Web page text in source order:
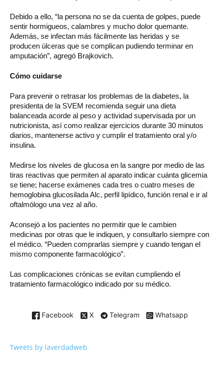
Debido a ello, “la persona no se da cuenta de golpes, puede
sentir hormigueos, calambres y mucho dolor quemante.
Además, se infectan más fácilmente las heridas y se
producen úlceras que se complican pudiendo terminar en
amputación”, agregó Brajkovich.
Cómo cuidarse
Para prevenir o retrasar los problemas de la diabetes, la
presidenta de la SVEM recomienda seguir una dieta
balanceada acorde al peso y actividad supervisada por un
nutricionista, así como realizar ejercicios durante 30 minutos
diarios, mantenerse activo y cumplir el tratamiento oral y/o
insulina.
Medirse los niveles de glucosa en la sangre por medio de las
tiras reactivas que permiten al aparato indicar cuánta glicemia
se tiene; hacerse exámenes cada tres o cuatro meses de
hemoglobina glucosilada Alc, perfil lipídico, función renal e ir al
oftalmólogo una vez al año.
Aconsejó a los pacientes no permitir que le cambien
medicinas por otras que le indiquen, y consultarlo siempre con
el médico. “Pueden comprarlas siempre y cuando tengan el
mismo componente farmacológico”.
Las complicaciones crónicas se evitan cumpliendo el
tratamiento farmacológico indicado por su médico.
Facebook X Telegram Whatsapp
Tweets by laverdadweb